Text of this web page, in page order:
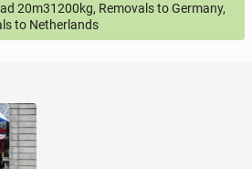
20m31200kg, Removals to Germany,
to Netherlands